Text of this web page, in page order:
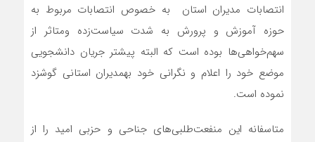
انتصابات مدیران استان به خصوص انتصابات مربوط به
حوزه آموزش و پرورش به شدت سیاست‌زده ومتاثر از
سهم‌خواهی‌ها بوده است که البته پیشتر جریان دانشجویی
موضع خود را اعلام و نگرانی خود بهمدیران استانی گوشزد
نموده است.
متاسفانه این منفعت‌طلبی‌های جناحی و حزبی امید را از